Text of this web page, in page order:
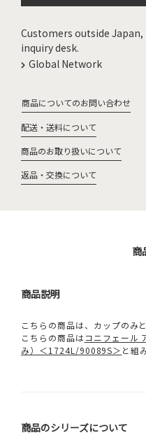
Customers outside
inquiry desk.
Global Network
商品についてのお問い合わせ
配送・送料について
商品のお取り扱いについて
返品・交換について
商
商品説明
こちらの商品は、カップのみ
こちらの商品はコニフェール
み）＜1724L/90089S＞ と組
商品のシリーズについて